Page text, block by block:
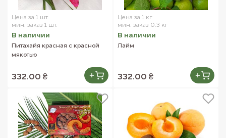
Цена за 1 шт.
мин. заказ 1 шт.
В наличии
Питахайя красная с красной
мякотью
332.00 ₴
Цена за 1 кг
мин. заказ 0.3 кг
В наличии
Лайм
332.00 ₴